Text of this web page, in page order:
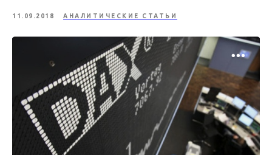
11.09.2018 АНАЛИТИЧЕСКИЕ СТАТЬИ